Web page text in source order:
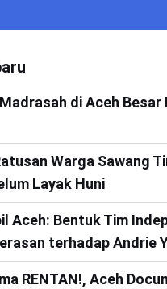
di Aceh Besar
Warga Sawang
Layak Huni
Aceh: Bentuk Tim
terhadap Andrie
RENTAN!, Aceh